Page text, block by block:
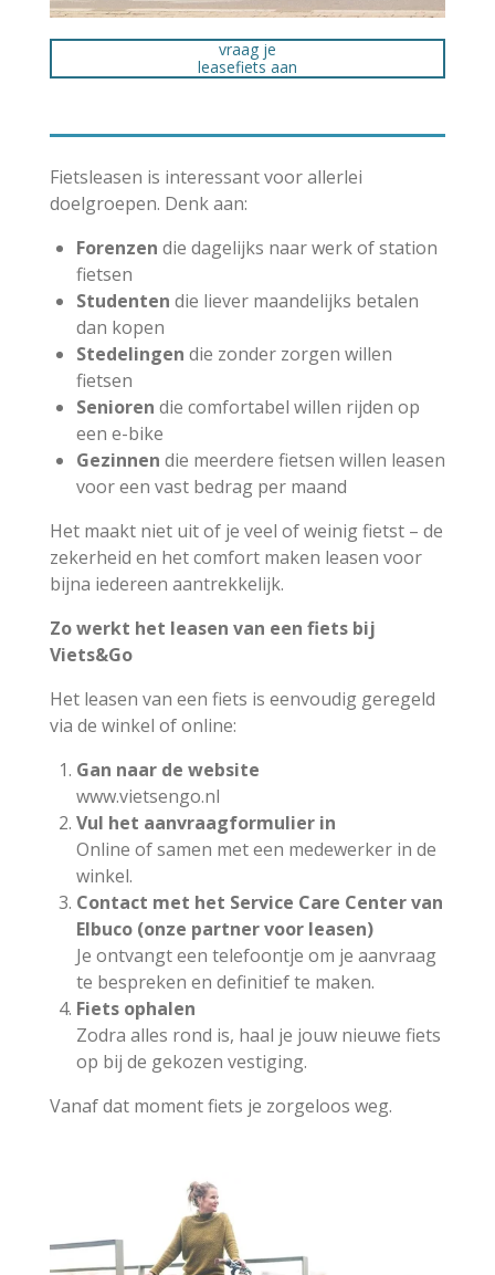
vraag je
leasefiets aan
Fietsleasen is interessant voor allerlei
doelgroepen. Denk aan:
Forenzen die dagelijks naar werk of station
fietsen
Studenten die liever maandelijks betalen
dan kopen
Stedelingen die zonder zorgen willen
fietsen
Senioren die comfortabel willen rijden op
een e-bike
Gezinnen die meerdere fietsen willen leasen
voor een vast bedrag per maand
Het maakt niet uit of je veel of weinig fietst – de
zekerheid en het comfort maken leasen voor
bijna iedereen aantrekkelijk.
Zo werkt het leasen van een fiets bij
Viets&Go
Het leasen van een fiets is eenvoudig geregeld
via de winkel of online:
Gan naar de website
www.vietsengo.nl
Vul het aanvraagformulier in
Online of samen met een medewerker in de
winkel.
Contact met het Service Care Center van
Elbuco (onze partner voor leasen)
Je ontvangt een telefoontje om je aanvraag
te bespreken en definitief te maken.
Fiets ophalen
Zodra alles rond is, haal je jouw nieuwe fiets
op bij de gekozen vestiging.
Vanaf dat moment fiets je zorgeloos weg.